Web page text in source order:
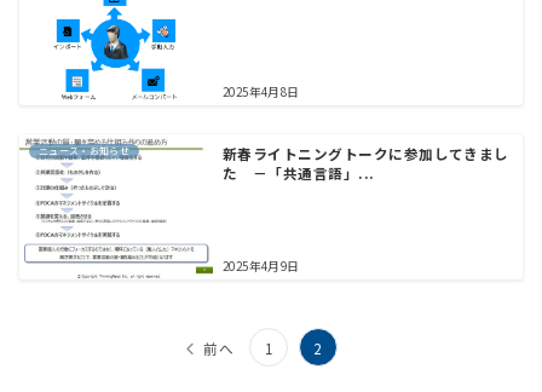
2025年4月8日
ニュース・お知らせ
新春ライトニングトークに参加してきまし
た －「共通言語」...
2025年4月9日
前へ 1 2